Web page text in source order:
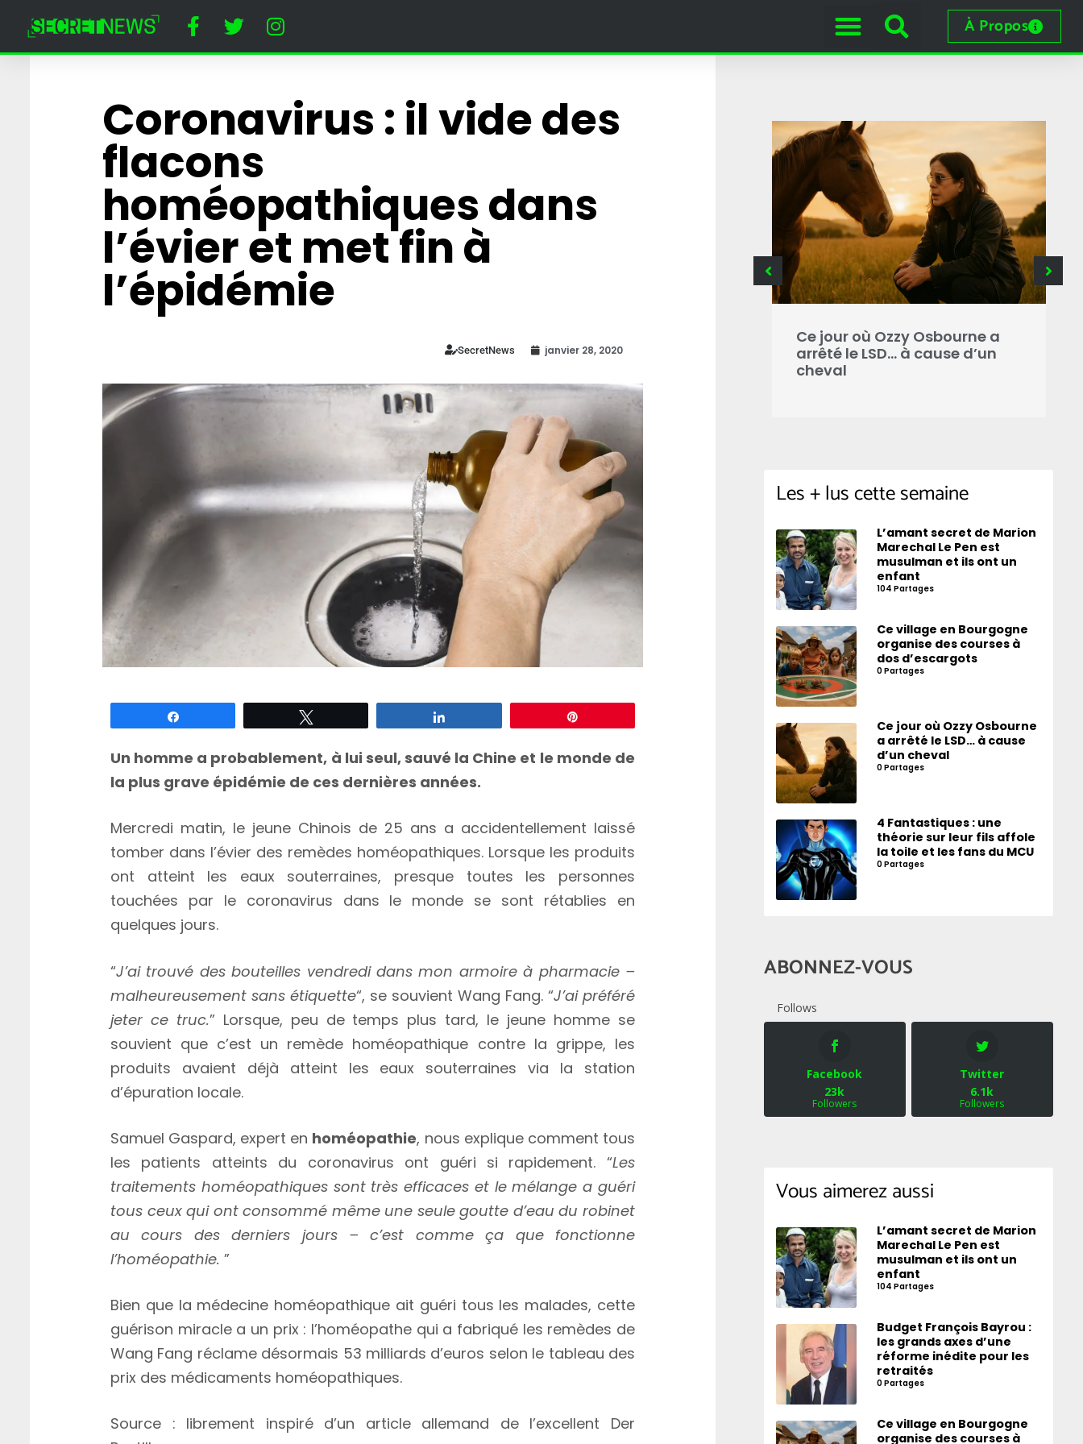
À Propos
Coronavirus : il vide des
flacons
homéopathiques dans
l’évier et met fin à
l’épidémie
SecretNews janvier 28, 2020
Un homme a probablement, à lui seul, sauvé la Chine et le monde de
la plus grave épidémie de ces dernières années.
Mercredi matin, le jeune Chinois de 25 ans a accidentellement laissé
tomber dans l’évier des remèdes homéopathiques. Lorsque les produits
ont atteint les eaux souterraines, presque toutes les personnes
touchées par le coronavirus dans le monde se sont rétablies en
quelques jours.
“J’ai trouvé des bouteilles vendredi dans mon armoire à pharmacie –
malheureusement sans étiquette“, se souvient Wang Fang. “J’ai préféré
jeter ce truc.” Lorsque, peu de temps plus tard, le jeune homme se
souvient que c’est un remède homéopathique contre la grippe, les
produits avaient déjà atteint les eaux souterraines via la station
d’épuration locale.
Samuel Gaspard, expert en homéopathie, nous explique comment tous
les patients atteints du coronavirus ont guéri si rapidement. “Les
traitements homéopathiques sont très efficaces et le mélange a guéri
tous ceux qui ont consommé même une seule goutte d’eau du robinet
au cours des derniers jours – c’est comme ça que fonctionne
l’homéopathie. ”
Bien que la médecine homéopathique ait guéri tous les malades, cette
guérison miracle a un prix : l’homéopathe qui a fabriqué les remèdes de
Wang Fang réclame désormais 53 milliards d’euros selon le tableau des
prix des médicaments homéopathiques.
Source : librement inspiré d’un article allemand de l’excellent Der
Horreur à Disneyland Paris :
Ce jour où Ozzy Osbourne a
arrêté le LSD… à cause d’un
cheval
Les + lus cette semaine
L’amant secret de Marion
Marechal Le Pen est
musulman et ils ont un
enfant
104 Partages
Ce village en Bourgogne
organise des courses à
dos d’escargots
0 Partages
Ce jour où Ozzy Osbourne
a arrêté le LSD… à cause
d’un cheval
0 Partages
4 Fantastiques : une
théorie sur leur fils affole
la toile et les fans du MCU
0 Partages
ABONNEZ-VOUS
Follows
Facebook
23k
Followers
Twitter
6.1k
Followers
Vous aimerez aussi
L’amant secret de Marion
Marechal Le Pen est
musulman et ils ont un
enfant
104 Partages
Budget François Bayrou :
les grands axes d’une
réforme inédite pour les
retraités
0 Partages
Ce village en Bourgogne
organise des courses à